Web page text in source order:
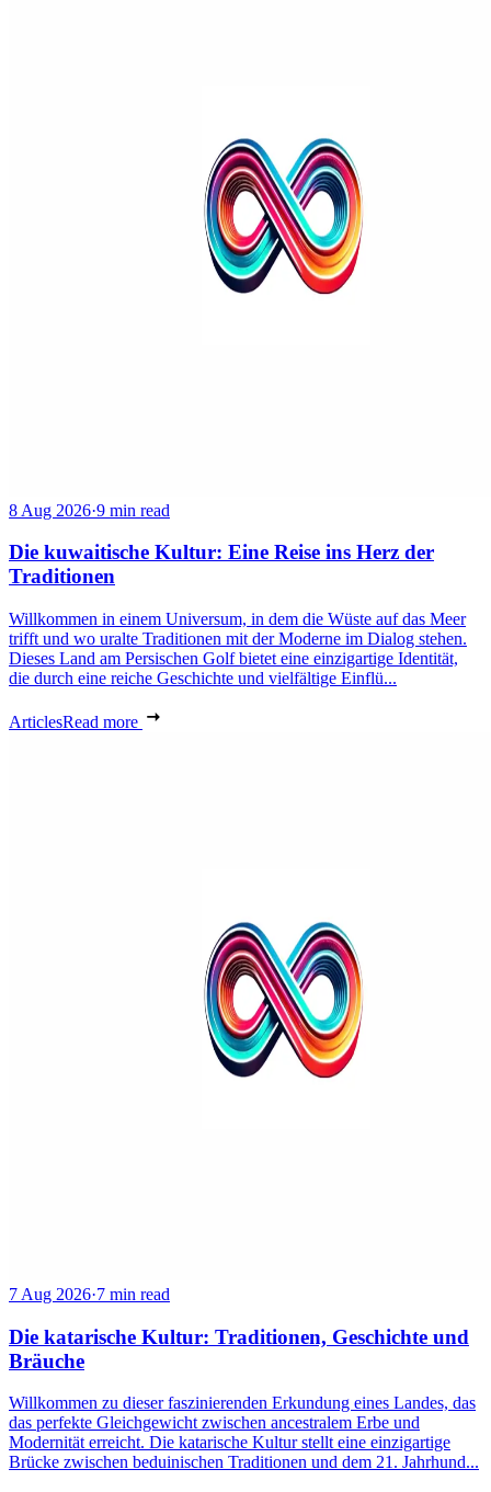
8 Aug 2026·9 min read
Die kuwaitische Kultur: Eine Reise ins Herz der
Traditionen
Willkommen in einem Universum, in dem die Wüste auf das Meer
trifft und wo uralte Traditionen mit der Moderne im Dialog stehen.
Dieses Land am Persischen Golf bietet eine einzigartige Identität,
die durch eine reiche Geschichte und vielfältige Einflü...
ArticlesRead more
7 Aug 2026·7 min read
Die katarische Kultur: Traditionen, Geschichte und
Bräuche
Willkommen zu dieser faszinierenden Erkundung eines Landes, das
das perfekte Gleichgewicht zwischen ancestralem Erbe und
Modernität erreicht. Die katarische Kultur stellt eine einzigartige
Brücke zwischen beduinischen Traditionen und dem 21. Jahrhund...